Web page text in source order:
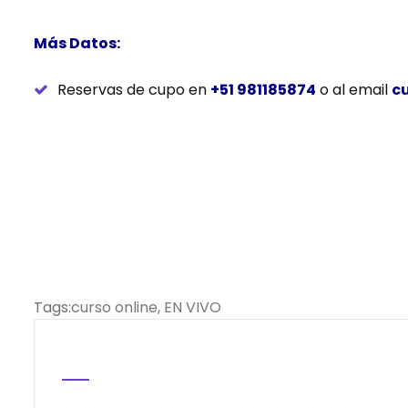
Más Datos:
Reservas de cupo en +51 981185874 o al email
Tags:curso online, EN VIVO